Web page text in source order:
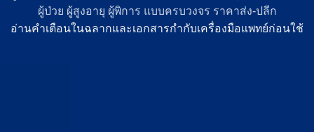
ผู้ป่วย ผู้สูงอายุ ผู้พิการ แบบครบวงจร ราคาส่ง-ปลีก
อ่านคำเตือนในฉลากและเอกสารกำกับเครื่องมือแพทย์ก่อนใช้